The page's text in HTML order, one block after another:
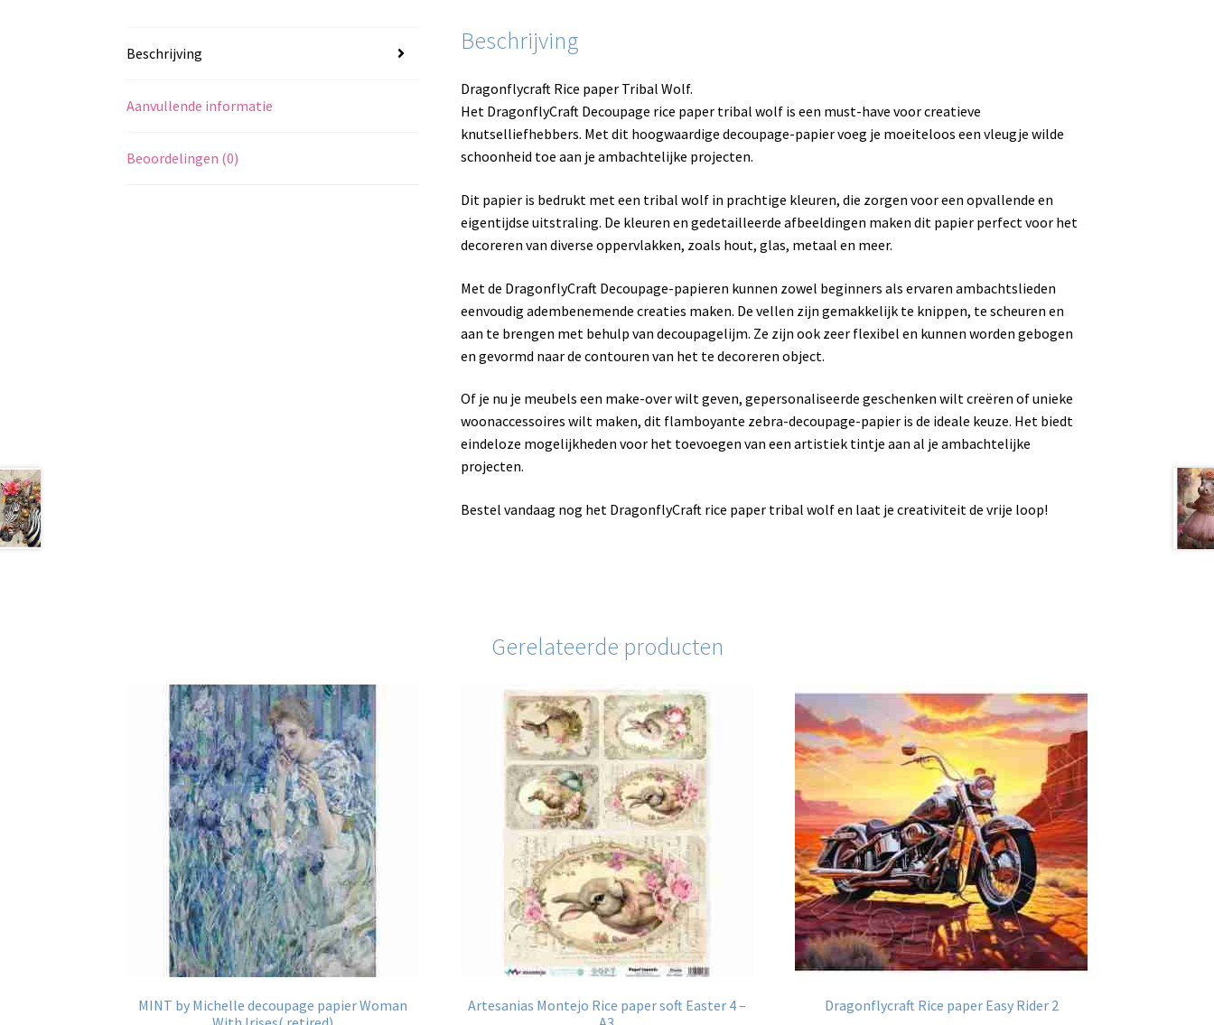
Beschrijving
Aanvullende informatie
Beoordelingen (0)
Beschrijving
Dragonflycraft Rice paper Tribal Wolf.
Het DragonflyCraft Decoupage rice paper tribal wolf is een must-have voor creatieve
knutselliefhebbers. Met dit hoogwaardige decoupage-papier voeg je moeiteloos een vleugje wilde
schoonheid toe aan je ambachtelijke projecten.
Dit papier is bedrukt met een tribal wolf in prachtige kleuren, die zorgen voor een opvallende en
eigentijdse uitstraling. De kleuren en gedetailleerde afbeeldingen maken dit papier perfect voor het
decoreren van diverse oppervlakken, zoals hout, glas, metaal en meer.
Met de DragonflyCraft Decoupage-papieren kunnen zowel beginners als ervaren ambachtslieden
eenvoudig adembenemende creaties maken. De vellen zijn gemakkelijk te knippen, te scheuren en
aan te brengen met behulp van decoupagelijm. Ze zijn ook zeer flexibel en kunnen worden gebogen
en gevormd naar de contouren van het te decoreren object.
Of je nu je meubels een make-over wilt geven, gepersonaliseerde geschenken wilt creëren of unieke
woonaccessoires wilt maken, dit flamboyante zebra-decoupage-papier is de ideale keuze. Het biedt
eindeloze mogelijkheden voor het toevoegen van een artistiek tintje aan al je ambachtelijke
projecten.
Bestel vandaag nog het DragonflyCraft rice paper tribal wolf en laat je creativiteit de vrije loop!
Gerelateerde producten
MINT by Michelle decoupage papier Woman
Artesanias Montejo Rice paper soft Easter 4 –
Dragonflycraft Rice paper Easy Rider 2